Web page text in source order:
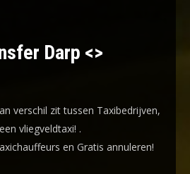
Darp <>
verschil zit tussen Taxibedrijven,
vliegveldtaxi! .
en Gratis annuleren!